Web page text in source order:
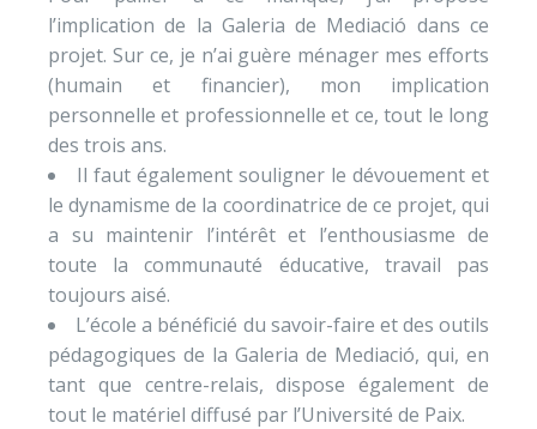
l’implication de la Galeria de Mediació dans ce
projet. Sur ce, je n’ai guère ménager mes efforts
(humain et financier), mon implication
personnelle et professionnelle et ce, tout le long
des trois ans.
Il faut également souligner le dévouement et
le dynamisme de la coordinatrice de ce projet, qui
a su maintenir l’intérêt et l’enthousiasme de
toute la communauté éducative, travail pas
toujours aisé.
L’école a bénéficié du savoir-faire et des outils
pédagogiques de la Galeria de Mediació, qui, en
tant que centre-relais, dispose également de
tout le matériel diffusé par l’Université de Paix.